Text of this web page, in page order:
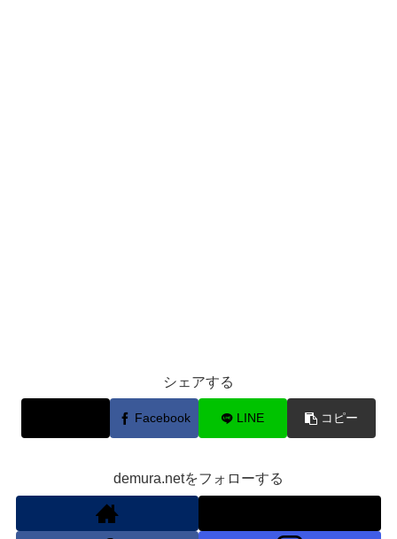
シェアする
Facebook LINE コピー
demura.netをフォローする